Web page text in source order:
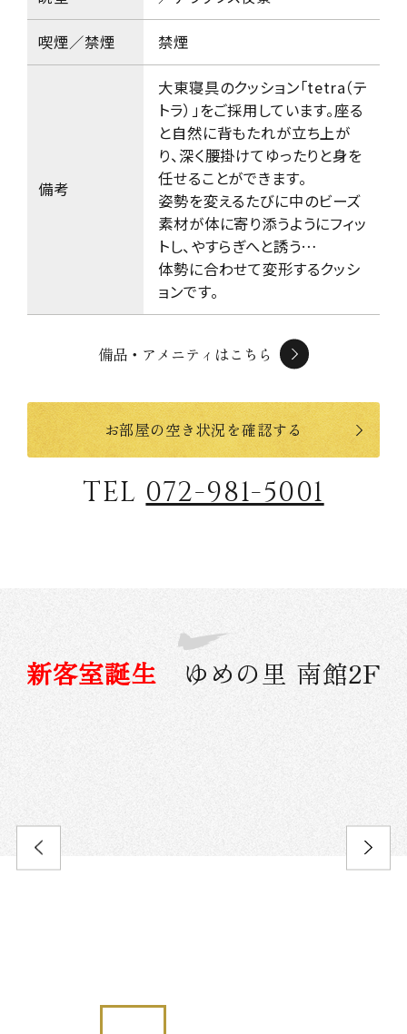
喫煙／禁煙 禁煙
備考
大東寝具のクッション「tetra（テ
トラ）」をご採用しています。座る
と自然に背もたれが立ち上が
り、深く腰掛けてゆったりと身を
任せることができます。
姿勢を変えるたびに中のビーズ
素材が体に寄り添うようにフィッ
トし、やすらぎへと誘う…
体勢に合わせて変形するクッシ
ョンです。
備品・アメニティはこちら
お部屋の空き状況を確認する
TEL072-981-5001
新客室誕生 ゆめの里 南館2F